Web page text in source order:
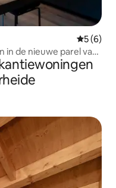
5 (6)
in de nieuwe parel van